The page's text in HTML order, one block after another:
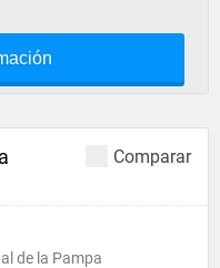
Comparar
de la Pampa